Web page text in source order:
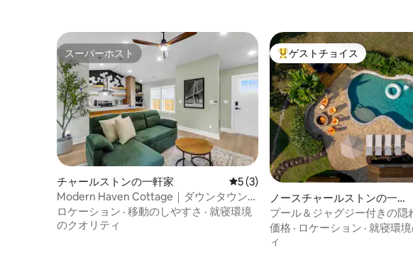
スーパーホスト
スーパーホスト
チャールストンの一軒家 レビュー3件、5つ星中5つ星の平均評
5 (3)
Modern Haven Cottage｜ダウンタウンと
ビーチの近く
ロケーション · 移動のしやすさ · 就寝環境
のクオリティ
大好評のゲストチョイスです
ゲストチョイス
ノースチャールストンの一軒
家
プール＆ジャグジー付きの隠
ムセンター、85インチテレビ
く
価格 · ロケーション · 就寝環
ィ